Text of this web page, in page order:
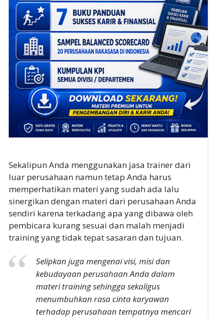
Sekalipun Anda menggunakan jasa trainer dari
luar perusahaan namun tetap Anda harus
memperhatikan materi yang sudah ada lalu
sinergikan dengan materi dari perusahaan Anda
sendiri karena terkadang apa yang dibawa oleh
pembicara kurang sesuai dan malah menjadi
training yang tidak tepat sasaran dan tujuan.
Selipkan juga mengenai visi, misi dan
kebudayaan perusahaan Anda dalam
materi training sehingga sekaligus
menumbuhkan rasa cinta karyawan
terhadap perusahaan tempatnya mencari